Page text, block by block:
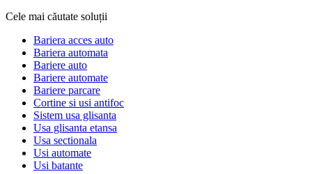
Cele mai căutate soluții
Bariera acces auto
Bariera automata
Bariere auto
Bariere automate
Bariere parcare
Cortine si usi antifoc
Sistem usa glisanta
Usa glisanta etansa
Usa sectionala
Usi automate
Usi batante